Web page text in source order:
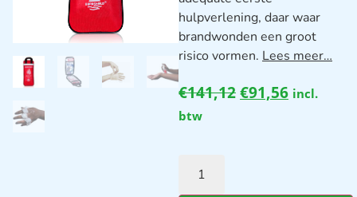
hulpverlening, daar waar
brandwonden een groot
risico vormen. Lees meer…
€141,12€91,56 incl.
btw